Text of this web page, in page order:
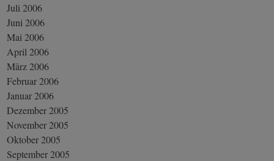
Juli 2006
Juni 2006
Mai 2006
April 2006
März 2006
Februar 2006
Januar 2006
Dezember 2005
November 2005
Oktober 2005
September 2005